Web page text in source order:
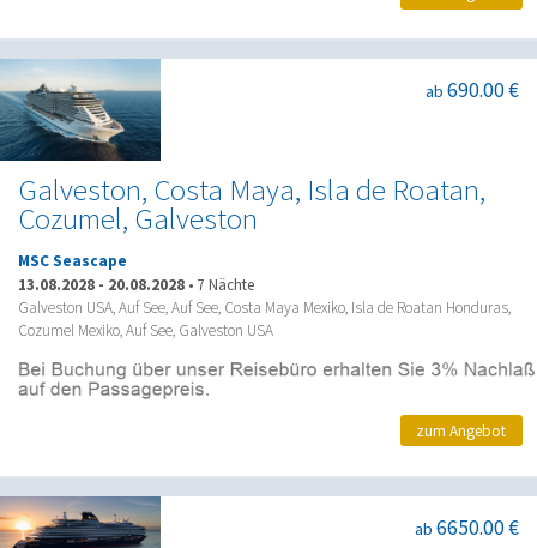
Galveston, Costa Maya, Isla de Roatan,
Cozumel, Galveston
ab 690.00 €
MSC Seascape
13.08.2028 - 20.08.2028 • 7 Nächte
Galveston USA, Auf See, Auf See, Costa Maya Mexiko, Isla de Roatan Honduras,
Cozumel Mexiko, Auf See, Galveston USA
zum Angebot
ab 6650.00 €